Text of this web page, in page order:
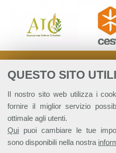
QUESTO SITO
Il nostro sito web utilizza i
fornire il miglior servizio
ottimale agli utenti.
Qui puoi cambiare le tue
sono disponibili nella nostra